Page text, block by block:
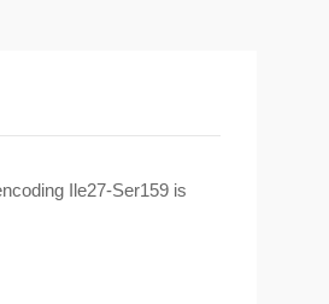
Ile27-Ser159 is